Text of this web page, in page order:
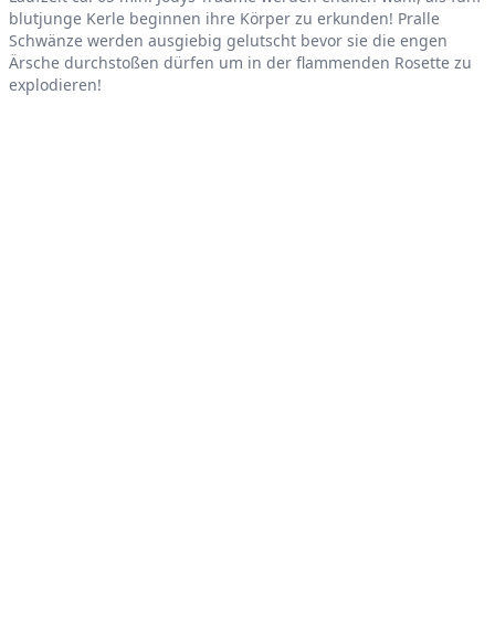
blutjunge Kerle beginnen ihre Körper zu erkunden! Pralle
Schwänze werden ausgiebig gelutscht bevor sie die engen
Ärsche durchstoßen dürfen um in der flammenden Rosette zu
explodieren!